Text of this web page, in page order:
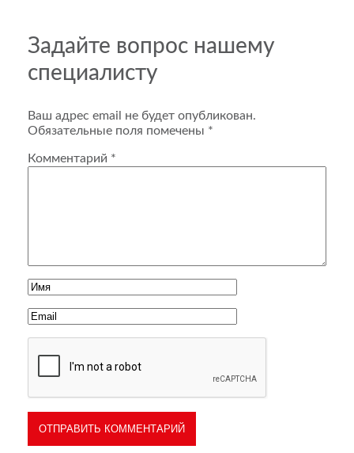
Задайте вопрос нашему
специалисту
Ваш адрес email не будет опубликован.
Обязательные поля помечены *
Комментарий *